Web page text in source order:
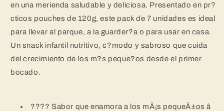
en una merienda saludable y deliciosa. Presentado en pr?
cticos pouches de 120g, este pack de 7 unidades es ideal
para llevar al parque, a la guarder?a o para usar en casa.
Un snack infantil nutritivo, c?modo y sabroso que cuida
del crecimiento de los m?s peque?os desde el primer
bocado.
???? Sabor que enamora a los mÃ¡s pequeÃ±os â